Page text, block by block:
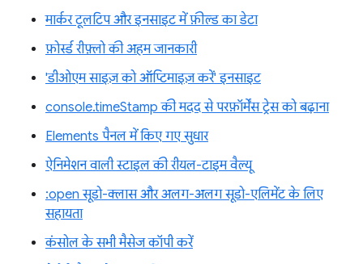
मार्कर टूलटिप और इनसाइट में फ़ील्ड का डेटा
फ़ोर्स्ड रीफ़्लो की अहम जानकारी
'डीओएम साइज़ को ऑप्टिमाइज़ करें' इनसाइट
console.timeStamp की मदद से परफ़ॉर्मेंस ट्रेस को बढ़ाना
Elements पैनल में किए गए सुधार
ऐनिमेशन वाली स्टाइल की रीयल-टाइम वैल्यू
:open सूडो-क्लास और अलग-अलग सूडो-एलिमेंट के लिए
सहायता
कंसोल के सभी मैसेज कॉपी करें